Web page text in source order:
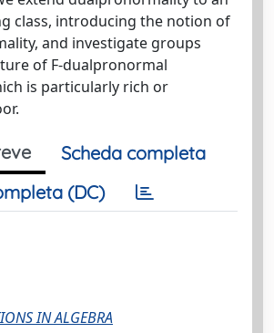
class, introducing the notion of
and investigate groups
of F-dualpronormal
is particularly rich or
Scheda completa
(DC)
IN ALGEBRA